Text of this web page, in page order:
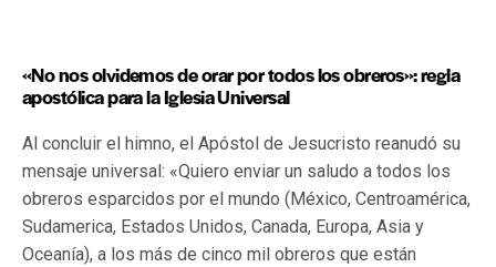
«No nos olvidemos de orar por todos los obreros»: regla
apostólica para la Iglesia Universal
Al concluir el himno, el Apóstol de Jesucristo reanudó su
mensaje universal: «Quiero enviar un saludo a todos los
obreros esparcidos por el mundo (México, Centroamérica,
Sudamerica, Estados Unidos, Canada, Europa, Asia y
Oceanía), a los más de cinco mil obreros que están